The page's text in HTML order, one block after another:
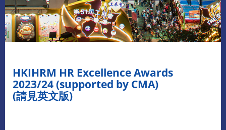
HKIHRM HR Excellence Awards
2023/24 (supported by CMA)
(請見英文版)